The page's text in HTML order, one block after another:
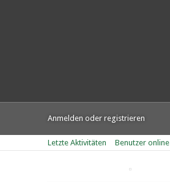
Anmelden oder registrieren
Letzte Aktivitäten Benutzer online